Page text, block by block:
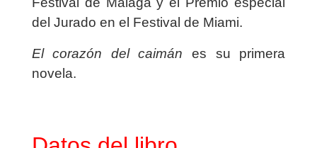
del Jurado en el Festival de Miami.
El corazón del caimán es su primera
novela.